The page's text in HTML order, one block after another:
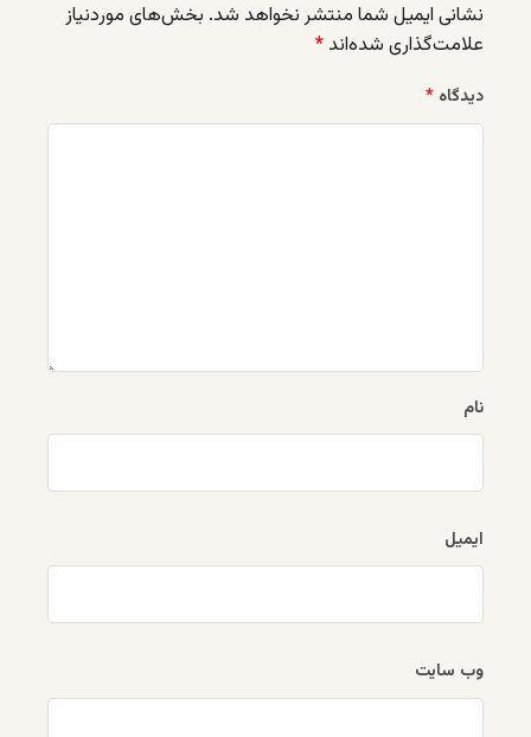
نشانی ایمیل شما منتشر نخواهد شد. بخش‌های موردنیاز
علامت‌گذاری شده‌اند *
دیدگاه *
نام
ایمیل
وب‌ سایت